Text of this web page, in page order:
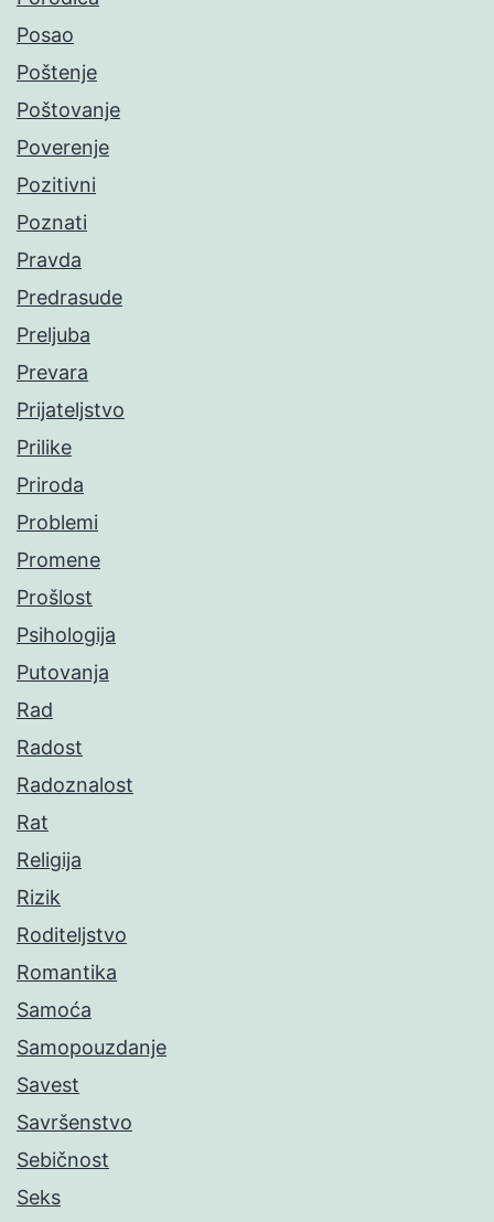
Posao
Poštenje
Poštovanje
Poverenje
Pozitivni
Poznati
Pravda
Predrasude
Preljuba
Prevara
Prijateljstvo
Prilike
Priroda
Problemi
Promene
Prošlost
Psihologija
Putovanja
Rad
Radost
Radoznalost
Rat
Religija
Rizik
Roditeljstvo
Romantika
Samoća
Samopouzdanje
Savest
Savršenstvo
Sebičnost
Seks